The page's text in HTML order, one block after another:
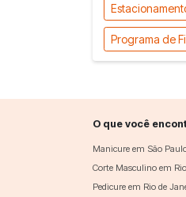
Programa de
O que você
Manicure em São
Corte Masculino em
Pedicure em Rio de